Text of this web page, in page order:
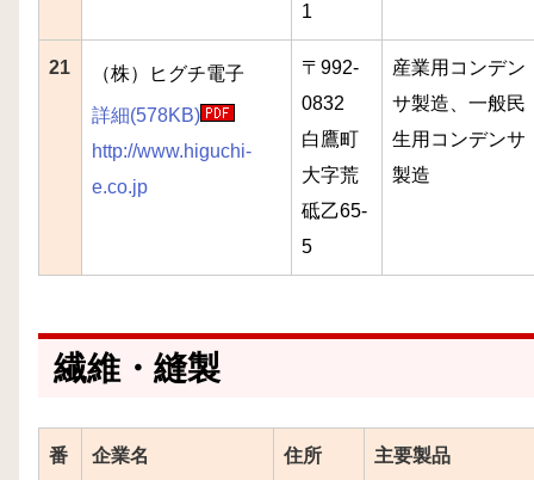
1
21 （株）ヒグチ電子
詳細(578KB)
http://www.higuchi-
e.co.jp
〒992-
0832
白鷹町
大字荒
砥乙65-
5
産業用コンデン
サ製造、一般民
生用コンデンサ
製造
繊維・縫製
番
企業名 住所 主要製品